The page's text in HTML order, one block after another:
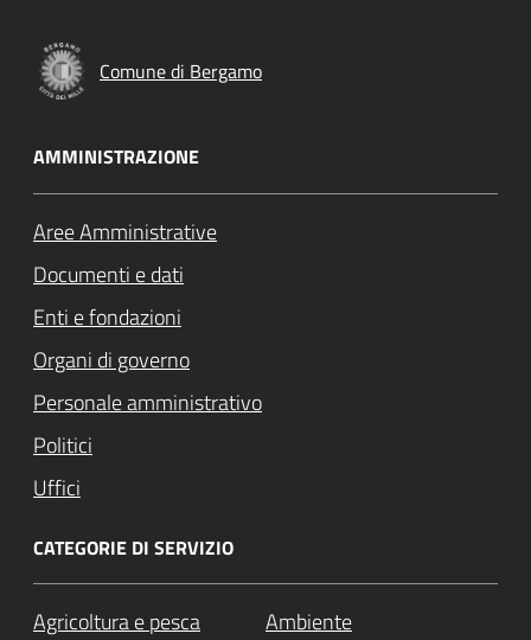
Comune di Bergamo
AMMINISTRAZIONE
Aree Amministrative
Documenti e dati
Enti e fondazioni
Organi di governo
Personale amministrativo
Politici
Uffici
CATEGORIE DI SERVIZIO
Agricoltura e pesca Ambiente